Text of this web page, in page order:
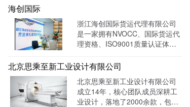
品展示的主要目的，目前全网曝
光量：992915次。
海创国际
浙江海创国际货运代理有限公司
是一家拥有NVOCC、国际货运代
理资格、ISO9001质量认证体系
公司。 官网上线一年多，全网曝
光量：226958次。
北京思乘至新工业设计有限公司
北京思乘至新工业设计有限公司
成立14年，核心团队成员深耕工
业设计，落地了2000余款，包括